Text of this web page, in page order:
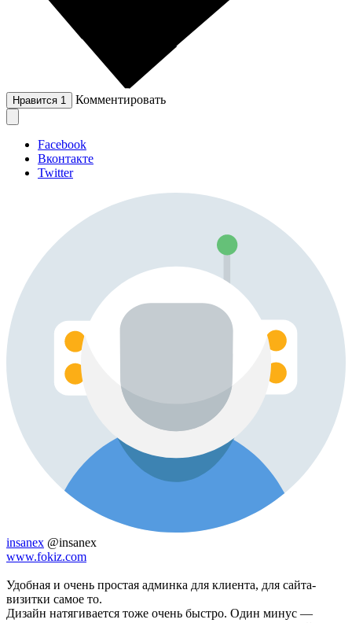
Нравится 1 Комментировать
Facebook
Вконтакте
Twitter
insanex @insanex
www.fokiz.com
Удобная и очень простая админка для клиента, для сайта-
визитки самое то.
Дизайн натягивается тоже очень быстро. Один минус —